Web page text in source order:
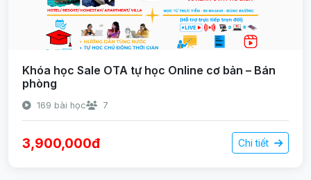
Khóa học Sale OTA tự học Online cơ bản – Bán
phòng
169 bài học 7
3,900,000đ Chi tiết